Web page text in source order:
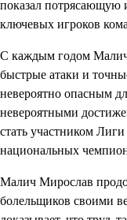
показал потрясающую
ключевых игроков
С каждым годом
быстрые атаки и
невероятно опасным
невероятными
стать участником
национальных
Малич Мирослав
болельщиков своими